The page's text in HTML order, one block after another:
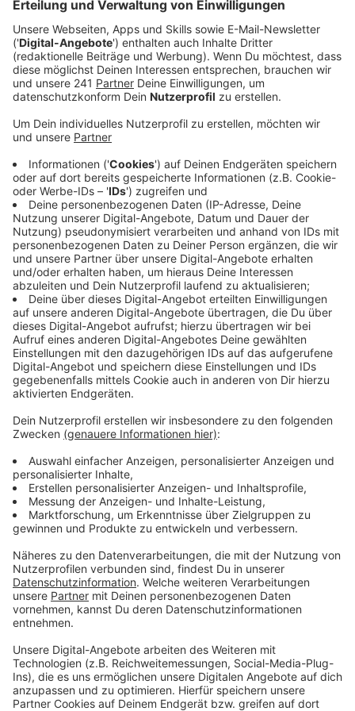
Anzeige
Die Single aus "The Lockdown Sessions" "Cold Heart
Rotation gelandet. Außerdem gab es mit "It’s A Sin" ft.
Years & Years, "After All" ft. Charlie Puth und "Finish
Line" ft. Stevie Wonder noch mehr Vorgeschmack auf
das neue Album. Und es fällt direkt auf: Jede Menge
Stargäste sind dabei. Das zieht sich auch beim Rest
von "The Lockdown Sessions" durch. Eddie Vedder von
Pearl Jam ist dabei, genauso wie Young Thug und
Stevie Nicks. Alle Aufnahmen auf dem Album haben
gemeinsam, dass sie während der aktuellen globalen
Pandemie aufgenommen oder veröffentlicht wurden,
daher der Name des Albums.
Anzeige
Wir benötigen Ihre
Zustimmung, um den YouTube
Video-Service zu laden!
Wir verwenden einen Service eines
Drittanbieters, um Videoinhalte
einzubetten. Dieser Service kann
Daten zu Ihren Aktivitäten
Details durch und stimmen Sie der
Nutzung des Service zu, um dieses
Video anzusehen.